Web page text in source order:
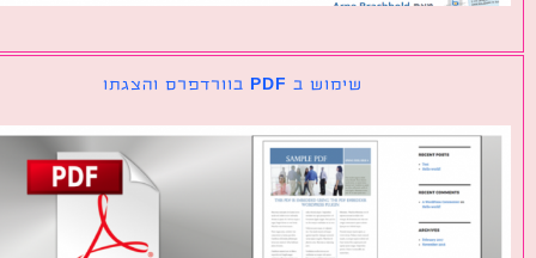
שימוש ב PDF בוורדפרס והצגתו